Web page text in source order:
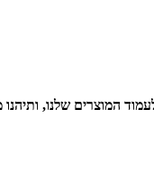
שלנו, ותיהנו